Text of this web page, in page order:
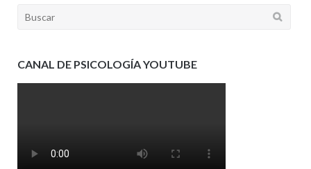
Buscar:
CANAL DE PSICOLOGÍA YOUTUBE